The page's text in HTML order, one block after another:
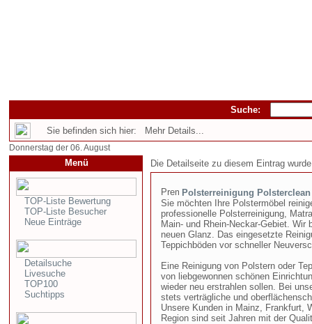
Suche:
Sie befinden sich hier: Mehr Details...
Donnerstag der 06. August
Menü
TOP-Liste Bewertung
TOP-Liste Besucher
Neue Einträge
Detailsuche
Livesuche
TOP100
Suchtipps
Die Detailseite zu diesem Eintrag
Polsterreinigung Polsterclean
Sie möchten Ihre Polstermöbel
professionelle Polsterreinigung,
Main- und Rhein-Neckar-Gebiet.
neuen Glanz. Das eingesetzte
Teppichböden vor schneller
Eine Reinigung von Polstern oder
von liebgewonnen schönen
wieder neu erstrahlen sollen. Bei
stets verträgliche und
Unsere Kunden in Mainz, Frankfurt,
Region sind seit Jahren mit der